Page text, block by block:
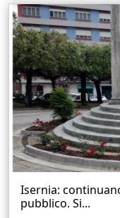
Isernia:
pubblico. Si...